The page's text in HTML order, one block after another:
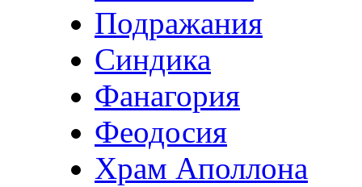
Подражания
Синдика
Фанагория
Феодосия
Храм Аполлона